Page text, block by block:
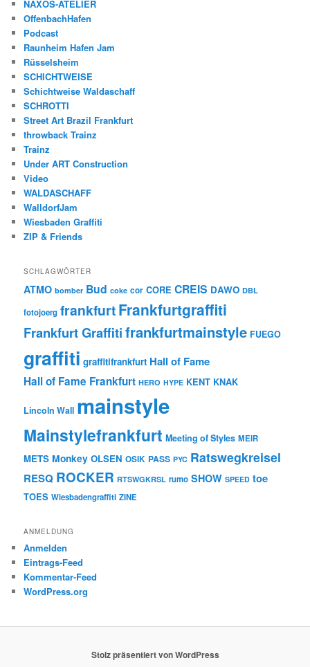
NAXOS-ATELIER
OffenbachHafen
Podcast
Raunheim Hafen Jam
Rüsselsheim
SCHICHTWEISE
Schichtweise Waldaschaff
SCHROTTI
Street Art Brazil Frankfurt
throwback Trainz
Trainz
Under ART Construction
Video
WALDASCHAFF
WalldorfJam
Wiesbaden Graffiti
ZIP & Friends
SCHLAGWÖRTER
ATMO bomber Bud coke cor CORE CREIS DAWO DBL
fotojoerg frankfurtFrankfurtgraffiti
Frankfurt Graffitifrankfurtmainstyle FUEGO
graffiti graffitifrankfurt Hall of Fame
Hall of Fame Frankfurt HERO HYPE KENT KNAK
Lincoln Wall mainstyle
Mainstylefrankfurt Meeting of Styles MEIR
METS Monkey OLSEN OSIK PASS PYC Ratswegkreisel
RESQ ROCKER RTSWGKRSL rumo SHOW SPEED toe
TOES Wiesbadengraffiti ZINE
ANMELDUNG
Anmelden
Eintrags-Feed
Kommentar-Feed
WordPress.org
Stolz präsentiert von WordPress